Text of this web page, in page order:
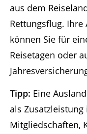
aus dem
Rettungsflug.
können Sie für
Reisetagen oder
Tipp: Eine
als
Mitgliedschaften,